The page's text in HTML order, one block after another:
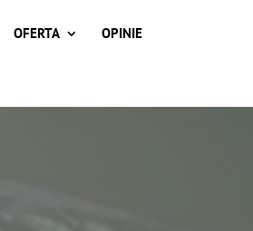
OFERTA OPINIE